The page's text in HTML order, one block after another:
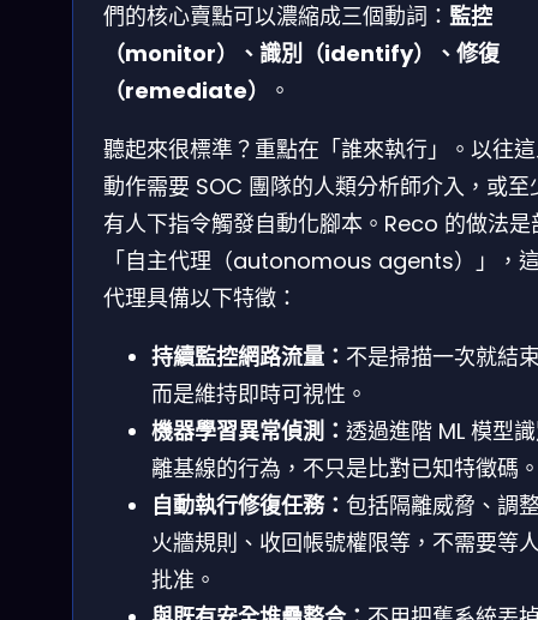
們的核心賣點可以濃縮成三個動詞： 監控
（monitor）、識別（identify）、修復
（remediate）
。
聽起來很標準？重點在「誰來執行」。以往
動作需要 SOC 團隊的人類分析師介入，或至
有人下指令觸發自動化腳本。Reco 的做法是
「自主代理（autonomous agents）」，
代理具備以下特徵：
持續監控網路流量： 不是掃描一次就結
而是維持即時可視性。
機器學習異常偵測： 透過進階 ML 模型
離基線的行為，不只是比對已知特徵碼
自動執行修復任務： 包括隔離威脅、調
火牆規則、收回帳號權限等，不需要等
批准。